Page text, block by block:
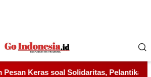
Gagak Hitam Jadi Sinyal